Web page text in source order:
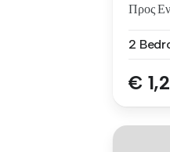
Προς
€